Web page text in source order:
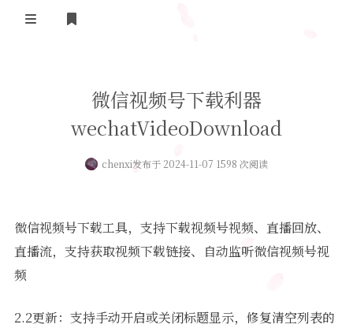
舔狗日记
今日头条新闻
友情链接
微信视频号下载利器
wechatVideoDownload
chenxi发布于 2024-11-07 1598 次阅读
微信视频号下载工具，支持下载视频号视频、直播回放、
直播流，支持获取视频下载链接、自动监听微信视频号视
频
2.2更新：支持手动开启或关闭标题显示，修复清空列表的